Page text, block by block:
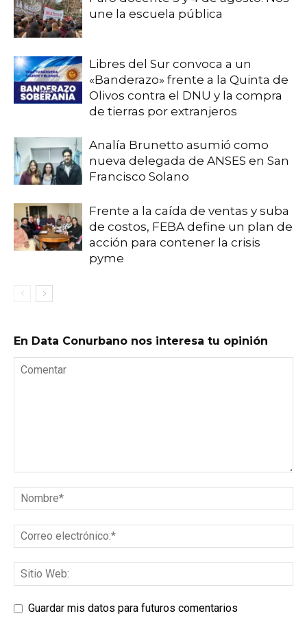
une la escuela pública
Libres del Sur convoca a un
«Banderazo» frente a la Quinta de
Olivos contra el DNU y la compra
de tierras por extranjeros
Analía Brunetto asumió como
nueva delegada de ANSES en San
Francisco Solano
Frente a la caída de ventas y suba
de costos, FEBA define un plan de
acción para contener la crisis
pyme
En Data Conurbano nos interesa tu opinión
Guardar mis datos para futuros comentarios